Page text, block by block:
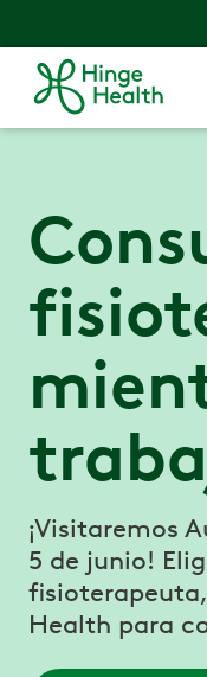
¡Visitaremos
5 de junio!
Health para